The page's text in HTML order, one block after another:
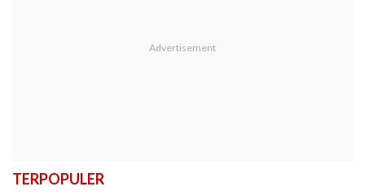
TERPOPULER